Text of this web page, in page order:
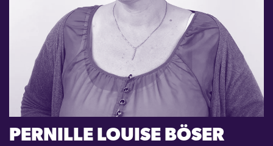
PERNILLE LOUISE BÖSER